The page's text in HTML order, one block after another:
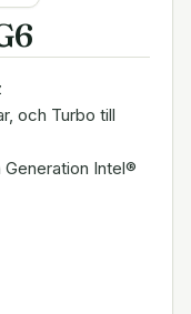
och Turbo till
Intel®